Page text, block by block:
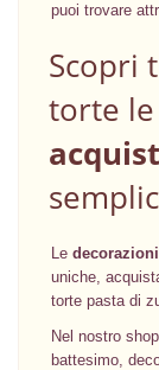
puoi trovare
Scopri
torte
Le
uniche,
torte pasta di
Nel nostro
battesimo,